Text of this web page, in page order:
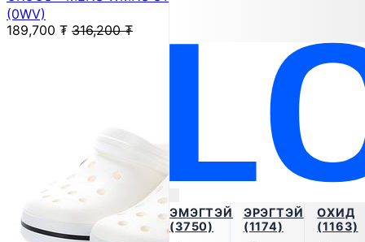
ЭМЭГТЭЙ
(3750)
ЭРЭГТЭЙ
(1174)
ОХИД
(1163)
(0WV)
189,700 ₮ 316,200 ₮